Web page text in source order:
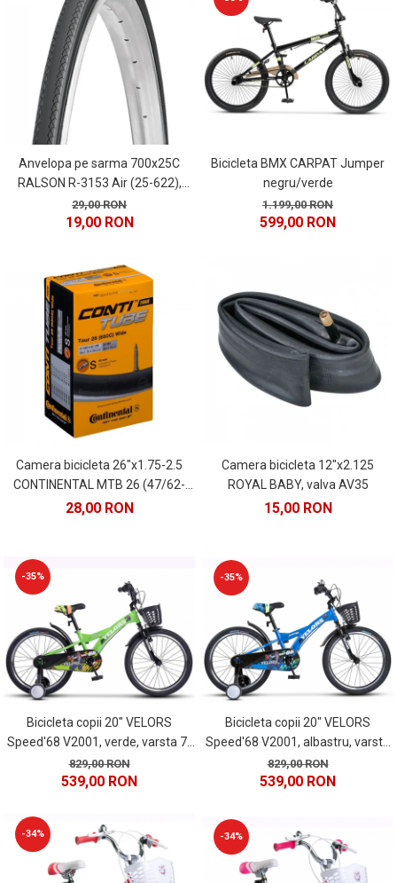
Anvelopa pe sarma 700x25C
RALSON R-3153 Air (25-622),
negru
29,00 RON
19,00 RON
Bicicleta BMX CARPAT Jumper
negru/verde
1.199,00 RON
599,00 RON
Camera bicicleta 26"x1.75-2.5
CONTINENTAL MTB 26 (47/62-
559), valva FV42
28,00 RON
Camera bicicleta 12"x2.125
ROYAL BABY, valva AV35
15,00 RON
-35%
Bicicleta copii 20" VELORS
Speed'68 V2001, verde, varsta 7-
10 ani
829,00 RON
539,00 RON
-35%
Bicicleta copii 20" VELORS
Speed'68 V2001, albastru, varsta
7-10 ani
829,00 RON
539,00 RON
-34% -34%